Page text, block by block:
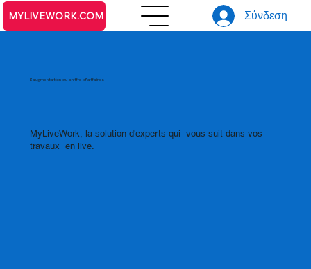
MYLIVEWORK.COM Σύνδεση
L'augmentation du chiffre d'affaires
MyLiveWork, la solution d'experts qui vous suit dans vos
travaux en live.